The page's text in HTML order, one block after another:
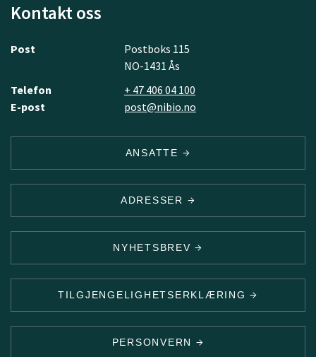
Kontakt oss
Post
Postboks 115
NO-1431 Ås
Telefon
+ 47 406 04 100
E-post
post@nibio.no
ANSATTE
ADRESSER
NYHETSBREV
TILGJENGELIGHETSERKLÆRING
PERSONVERN